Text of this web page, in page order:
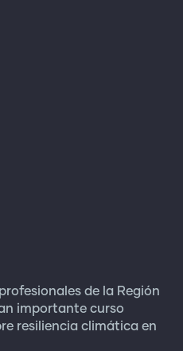
de la Región
importante curso
resiliencia climática en